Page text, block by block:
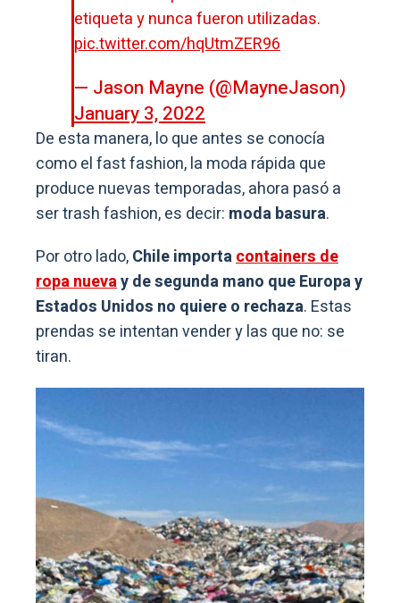
etiqueta y nunca fueron utilizadas.
pic.twitter.com/hqUtmZER96
— Jason Mayne (@MayneJason)
January 3, 2022
De esta manera, lo que antes se conocía
como el fast fashion, la moda rápida que
produce nuevas temporadas, ahora pasó a
ser trash fashion, es decir: moda basura.
Por otro lado,Chile importacontainers de
ropa nuevay de segunda mano que Europa y
Estados Unidos no quiere o rechaza. Estas
prendas se intentan vender y las que no: se
tiran.